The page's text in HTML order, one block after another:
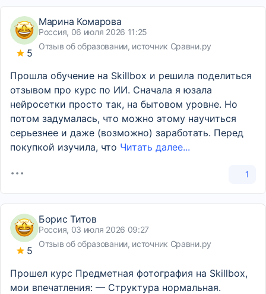
5
Марина Комарова
Россия, 06 июля 2026 11:25
Отзыв об образовании, источник Сравни.ру
Прошла обучение на Skillbox и решила поделиться
отзывом про курс по ИИ. Сначала я юзала
нейросетки просто так, на бытовом уровне. Но
потом задумалась, что можно этому научиться
серьезнее и даже (возможно) заработать. Перед
покупкой изучила, что Читать далее...
1
5
Борис Титов
Россия, 03 июля 2026 09:27
Отзыв об образовании, источник Сравни.ру
Прошел курс Предметная фотография на Skillbox,
мои впечатления: — Структура нормальная.